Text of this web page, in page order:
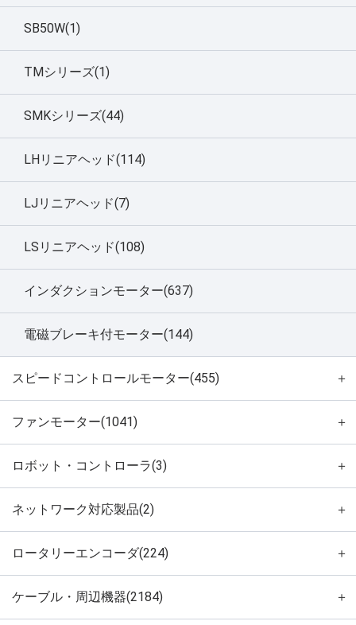
SB50W(1)
TMシリーズ(1)
SMKシリーズ(44)
LHリニアヘッド(114)
LJリニアヘッド(7)
LSリニアヘッド(108)
インダクションモーター(637)
電磁ブレーキ付モーター(144)
スピードコントロールモーター(455) ＋
ファンモーター(1041) ＋
ロボット・コントローラ(3) ＋
ネットワーク対応製品(2) ＋
ロータリーエンコーダ(224) ＋
ケーブル・周辺機器(2184) ＋